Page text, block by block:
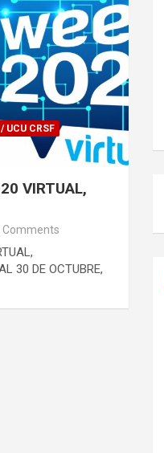
UCU CRSF
VIRTUAL,
Comments
30 DE OCTUBRE,